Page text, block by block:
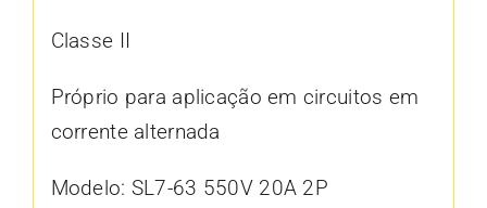
Classe II
Próprio para aplicação em circuitos em
corrente alternada
Modelo: SL7-63 550V 20A 2P